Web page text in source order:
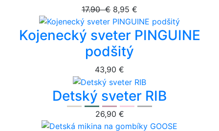
17.90 € 8,95 €
Kojenecký sveter PINGUINE
podšitý
43,90 €
Detský sveter RIB
26,90 €